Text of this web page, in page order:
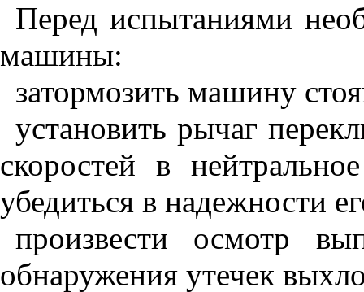
Перед испытаниями
машины:
затормозить машину
установить рычаг
скоростей в
убедиться в надежности
произвести осмотр
обнаружения утечек